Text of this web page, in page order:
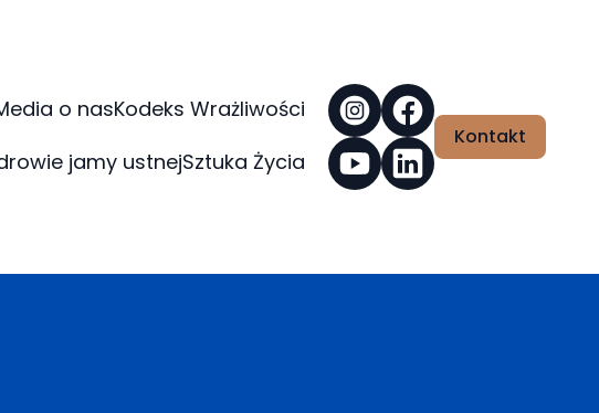
o nasKodeks Wrażliwości
jamy ustnejSztuka Życia
Kontakt